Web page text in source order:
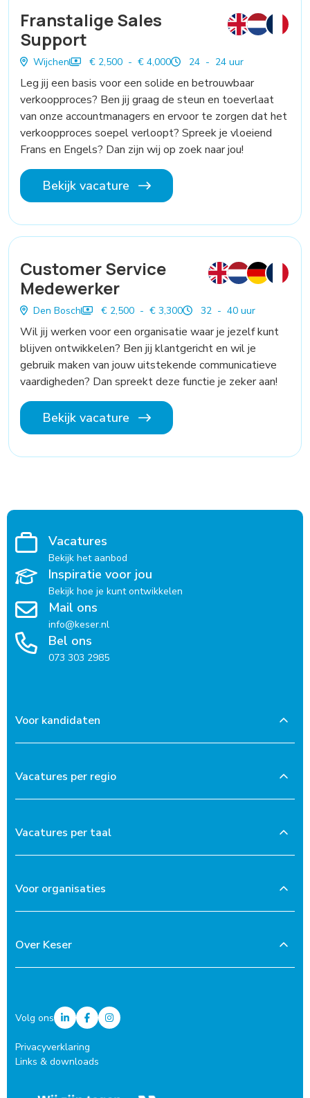
Franstalige Sales
Support
Wijchen € 2,500 - € 4,000 24 - 24 uur
Leg jij een basis voor een solide en betrouwbaar
verkoopproces? Ben jij graag de steun en toeverlaat
van onze accountmanagers en ervoor te zorgen dat het
verkoopproces soepel verloopt? Spreek je vloeiend
Frans en Engels? Dan zijn wij op zoek naar jou!
Bekijk vacature
Customer Service
Medewerker
Den Bosch € 2,500 - € 3,300 32 - 40 uur
Wil jij werken voor een organisatie waar je jezelf kunt
blijven ontwikkelen? Ben jij klantgericht en wil je
gebruik maken van jouw uitstekende communicatieve
vaardigheden? Dan spreekt deze functie je zeker aan!
Bekijk vacature
Vacatures
Bekijk het aanbod
Inspiratie voor jou
Bekijk hoe je kunt ontwikkelen
Mail ons
info@keser.nl
Bel ons
073 303 2985
Voor kandidaten
Vacatures per regio
Vacatures per taal
Voor organisaties
Over Keser
Privacyverklaring
Links & downloads
Volg ons